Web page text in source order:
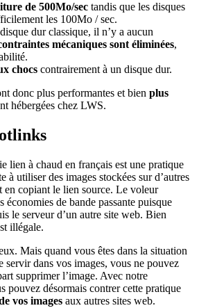
de 500Mo/sec tandis que les disques
les 100Mo / sec.
dur classique, il n’y a aucun
mécaniques sont éliminées,
chocs contrairement à un disque dur.
donc plus performantes et bien plus
hébergées chez LWS.
lien à chaud en français est une pratique
à utiliser des images stockées sur d’autres
en copiant le lien source. Le voleur
économies de bande passante puisque
le serveur d’un autre site web. Bien
illégale.
Mais quand vous êtes dans la situation
servir dans vos images, vous ne pouvez
supprimer l’image. Avec notre
pouvez désormais contrer cette pratique
vos images aux autres sites web.